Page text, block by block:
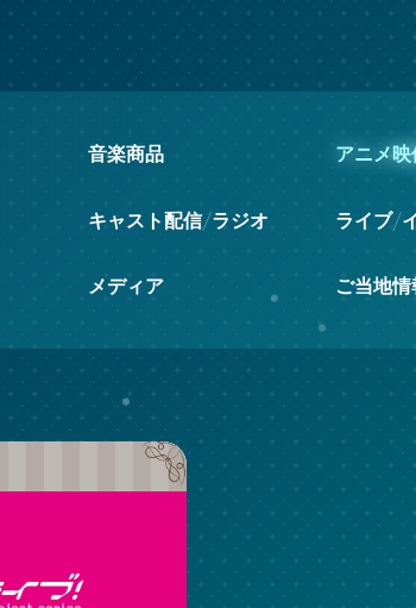
音楽商品 アニメ
キャスト配信/ラジオ ライブ/
メディア ご当地